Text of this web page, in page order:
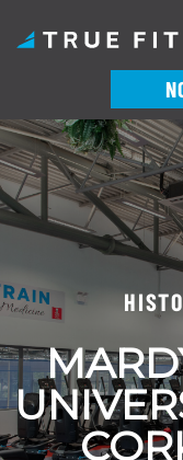
Skip
to
content